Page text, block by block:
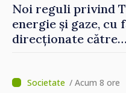
Noi reguli privind
energie și gaze, cu
direcționate către
/ Acum 8 ore